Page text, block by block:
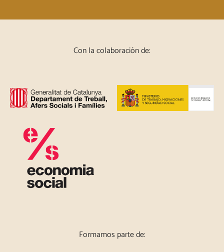
Con la colaboración de:
Formamos parte de: